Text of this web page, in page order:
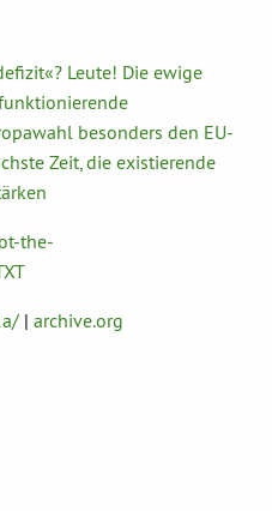
Leute! Die ewige
besonders den EU-
Zeit, die existierende
the-
| archive.org